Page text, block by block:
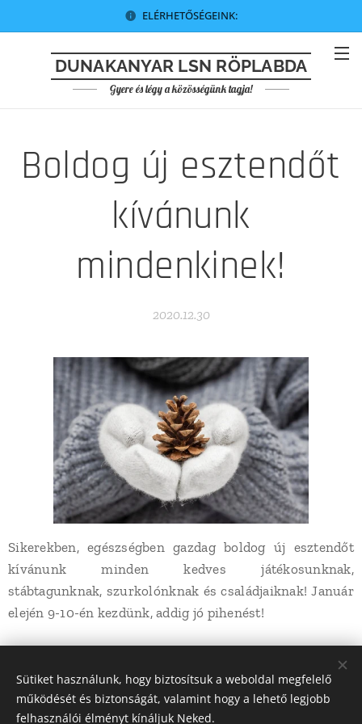
ELÉRHETŐSÉGEINK:
DUNAKANYAR LSN RÖPLABDA
Gyere és légy a közösségünk tagja!
Boldog új esztendőt
kívánunk
mindenkinek!
2020.12.30
Sikerekben, egészségben gazdag boldog új esztendőt
kívánunk minden kedves játékosunknak,
stábtagunknak, szurkolónknak és családjaiknak! Január
elején 9-10-én kezdünk, addig jó pihenést!
Sütiket használunk, hogy biztosítsuk a weboldal megfelelő
működését és biztonságát, valamint hogy a lehető legjobb
felhasználói élményt kínáljuk Neked.